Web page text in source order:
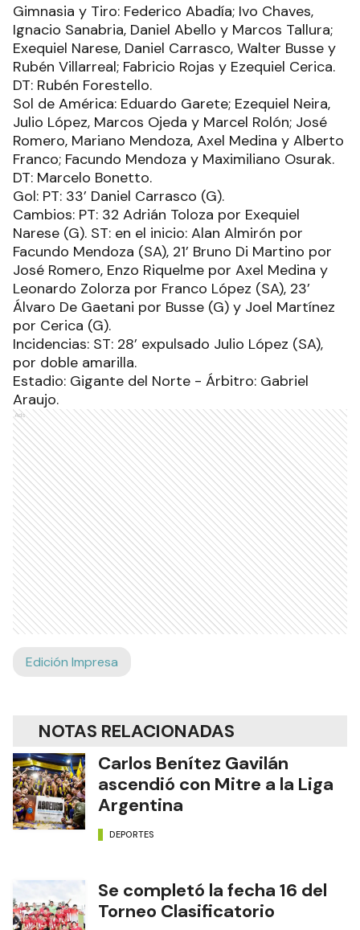
Gimnasia y Tiro: Federico Abadía; Ivo Chaves,
Ignacio Sanabria, Daniel Abello y Marcos Tallura;
Exequiel Narese, Daniel Carrasco, Walter Busse y
Rubén Villarreal; Fabricio Rojas y Ezequiel Cerica.
DT: Rubén Forestello.
Sol de América: Eduardo Garete; Ezequiel Neira,
Julio López, Marcos Ojeda y Marcel Rolón; José
Romero, Mariano Mendoza, Axel Medina y Alberto
Franco; Facundo Mendoza y Maximiliano Osurak.
DT: Marcelo Bonetto.
Gol: PT: 33’ Daniel Carrasco (G).
Cambios: PT: 32 Adrián Toloza por Exequiel
Narese (G). ST: en el inicio: Alan Almirón por
Facundo Mendoza (SA), 21’ Bruno Di Martino por
José Romero, Enzo Riquelme por Axel Medina y
Leonardo Zolorza por Franco López (SA), 23’
Álvaro De Gaetani por Busse (G) y Joel Martínez
por Cerica (G).
Incidencias: ST: 28’ expulsado Julio López (SA),
por doble amarilla.
Estadio: Gigante del Norte - Árbitro: Gabriel
Araujo.
Ads
Edición Impresa
NOTAS RELACIONADAS
Carlos Benítez Gavilán
ascendió con Mitre a la Liga
Argentina
DEPORTES
Se completó la fecha 16 del
Torneo Clasificatorio